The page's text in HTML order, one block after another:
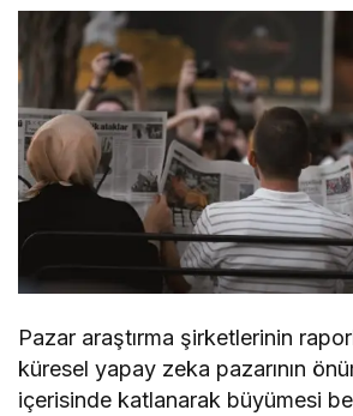
Pazar araştırma şirketlerinin
küresel yapay zeka pazarının
içerisinde katlanarak büyümesi